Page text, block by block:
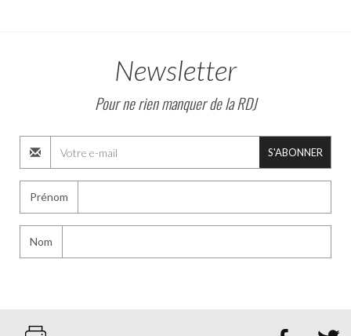
Newsletter
Pour ne rien manquer de la RDJ
S'ABONNER
Prénom
Nom